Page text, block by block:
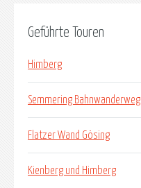
Geführte Touren
Himberg
Semmering Bahnwanderweg
Flatzer Wand Gösing
Kienberg und Himberg